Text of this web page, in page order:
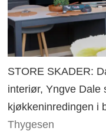
STORE SKADER:
interiør, Yngve Dale
kjøkkeninredingen i
Thygesen